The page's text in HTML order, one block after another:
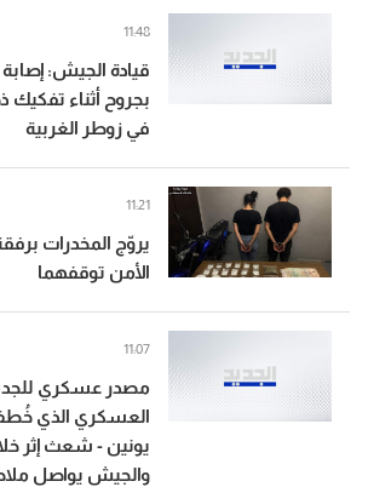
بجروح أثناء تفكيك
في زوطر الغربية
11:48
يروّج المخدرات
الأمن توقفهما
11:21
مصدر عسكري
العسكري الذي
يونين - شعث إثر
والجيش يواصل
11:07